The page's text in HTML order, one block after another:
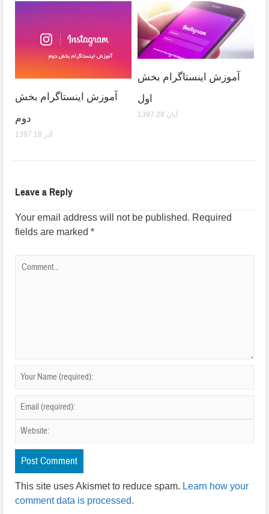
آموزش اینستاگرام بخش
دوم
1397 آذر 18
آموزش اینستاگرام بخش
اول
1397 آبان 28
Leave a Reply
Your email address will not be published. Required
fields are marked*
This site uses Akismet to reduce spam. Learn how your
comment data is processed.